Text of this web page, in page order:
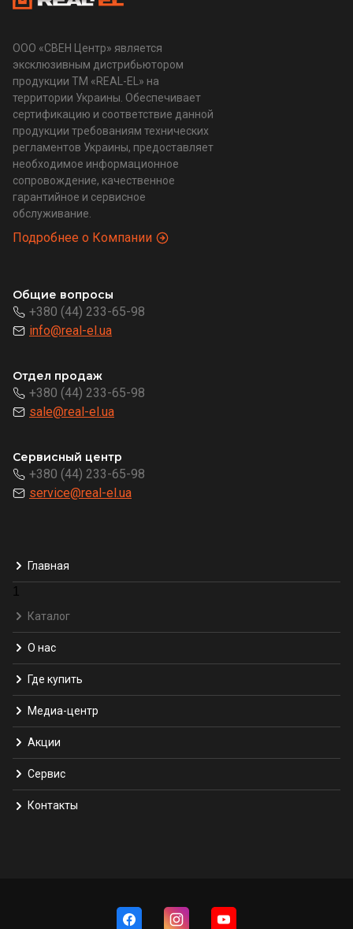
ООО «СВЕН Центр» является
эксклюзивным дистрибьютором
продукции ТМ «REAL-EL» на
территории Украины. Обеспечивает
сертификацию и соответствие данной
продукции требованиям технических
регламентов Украины, предоставляет
необходимое информационное
сопровождение, качественное
гарантийное и сервисное
обслуживание.
Подробнее о Компании
Общие вопросы
+380 (44) 233-65-98
info@real-el.ua
Отдел продаж
+380 (44) 233-65-98
sale@real-el.ua
Сервисный центр
+380 (44) 233-65-98
service@real-el.ua
Главная
1
Каталог
О нас
Где купить
Медиа-центр
Акции
Сервис
Контакты